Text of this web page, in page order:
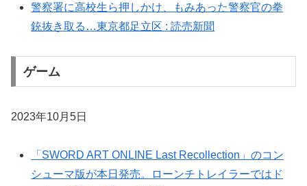
警察署に高校生ら押しかけ、もみあった警察官の拳
銃抜き取る…東京都足立区 : 読売新聞
ゲーム
2023年10月5日
「SWORD ART ONLINE Last Recollection」のコン
シューマ版が本日発売。ローンチトレイラーではド